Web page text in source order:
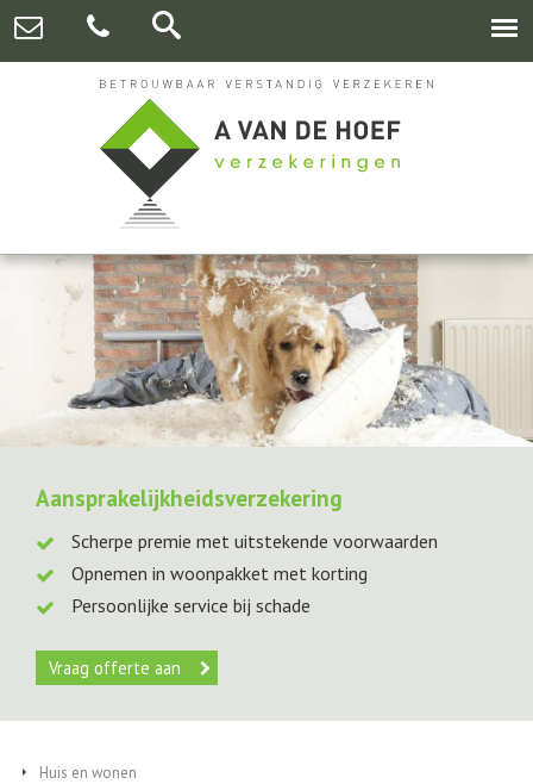
Aansprakelijkheidsverzekering
Scherpe premie met uitstekende voorwaarden
Opnemen in woonpakket met korting
Persoonlijke service bij schade
Vraag offerte aan
Huis en wonen